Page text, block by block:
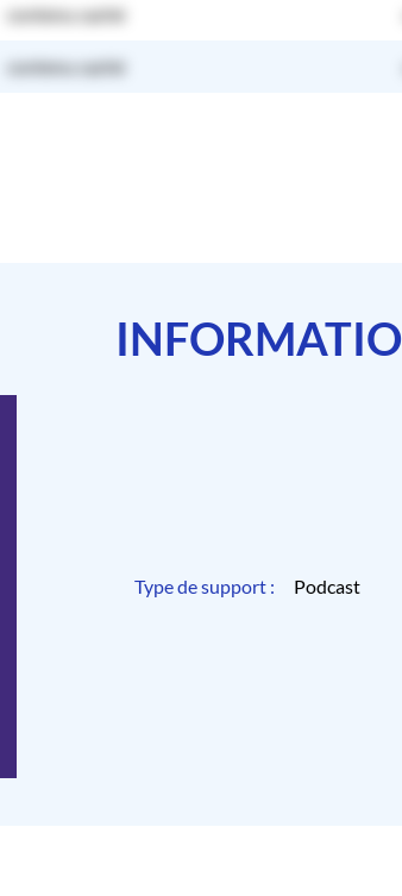
contenu caché
contenu caché
Type de support : Podcast